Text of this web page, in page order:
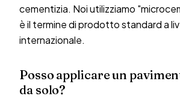
cementizia. Noi utilizziamo
è il termine di prodotto standard a
internazionale.
Posso applicare un
da solo?